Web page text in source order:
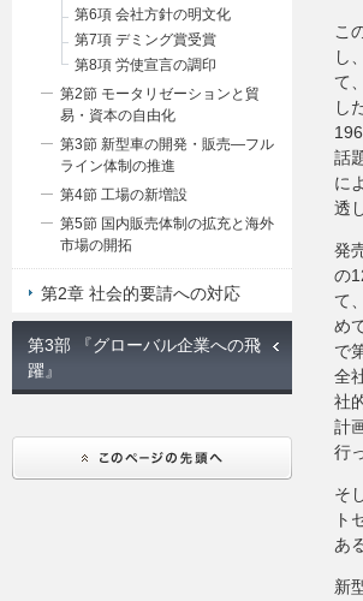
こ
し
て
し
話
に
透
発
の
て
め
で
全
社
計
行
そ
ト
あ
新
第6項 会社方針の明文化
第7項 デミング賞受賞
第8項 労使宣言の調印
第2節 モータリゼーションと貿
易・資本の自由化
第3節 新型車の開発・販売―フル
ライン体制の推進
第4節 工場の新増設
第5節 国内販売体制の拡充と海外
市場の開拓
第2章 社会的要請への対応
第3部 『グローバル企業への飛
躍』